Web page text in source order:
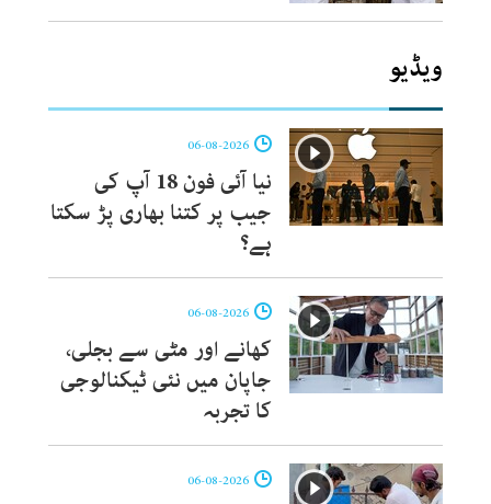
ویڈیو
نیا آئی فون 18 آپ کی
جیب پر کتنا بھاری پڑ سکتا
ہے؟
کھانے اور مٹی سے بجلی،
جاپان میں نئی ٹیکنالوجی
کا تجربہ